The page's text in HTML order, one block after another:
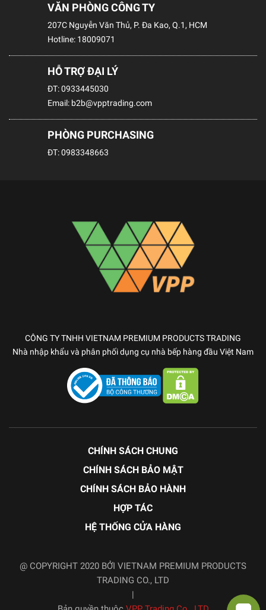
VĂN PHÒNG CÔNG TY
207C Nguyễn Văn Thủ, P. Đa Kao, Q.1, HCM
Hotline: 18009071
HỖ TRỢ ĐẠI LÝ
ĐT:0933445030
Email: b2b@vpptrading.com
PHÒNG PURCHASING
ĐT:0983348663
CÔNG TY TNHH VIETNAM PREMIUM PRODUCTS TRADING
Nhà nhập khẩu và phân phối dụng cụ nhà bếp hàng đầu Việt Nam
CHÍNH SÁCH CHUNG
CHÍNH SÁCH BẢO MẬT
CHÍNH SÁCH BẢO HÀNH
HỢP TÁC
HỆ THỐNG CỬA HÀNG
@ COPYRIGHT 2020 BỞI VIETNAM PREMIUM PRODUCTS
TRADING CO., LTD
|